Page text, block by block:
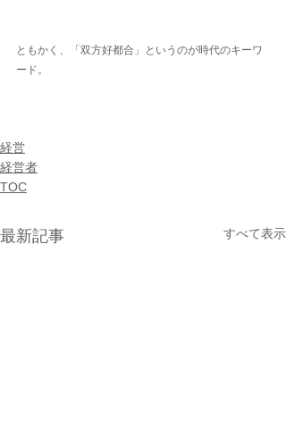
ともかく、「双方好都合」というのが時代のキーワ
ード。
経営
経営者
TOC
最新記事 すべて表示